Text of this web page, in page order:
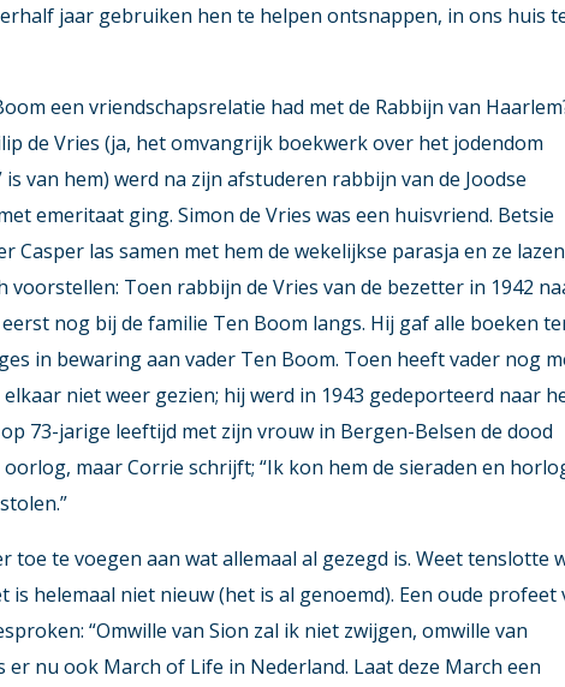
jaar gebruiken hen te helpen ontsnappen, in ons huis
een vriendschapsrelatie had met de Rabbijn van
de Vries (ja, het omvangrijk boekwerk over het jodendom
van hem) werd na zijn afstuderen rabbijn van de Joodse
emeritaat ging. Simon de Vries was een huisvriend. Betsie
Casper las samen met hem de wekelijkse parasja en ze lazen
Toen rabbijn de Vries van de bezetter in 1942
nog bij de familie Ten Boom langs. Hij gaf alle boeken
in bewaring aan vader Ten Boom. Toen heeft vader nog
niet weer gezien; hij werd in 1943 gedeporteerd naar
73-jarige leeftijd met zijn vrouw in Bergen-Belsen de dood
maar Corrie schrijft; “Ik kon hem de sieraden en
toe te voegen aan wat allemaal al gezegd is. Weet tenslotte
is helemaal niet nieuw (het is al genoemd). Een oude profeet
“Omwille van Sion zal ik niet zwijgen, omwille van
er nu ook March of Life in Nederland. Laat deze March een